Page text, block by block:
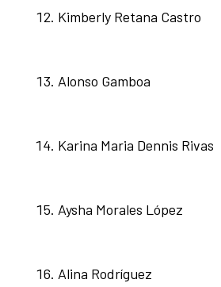
Kimberly Retana Castro
Alonso Gamboa
Karina Maria Dennis Rivas
Aysha Morales López
Alina Rodríguez